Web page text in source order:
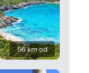
56 km od